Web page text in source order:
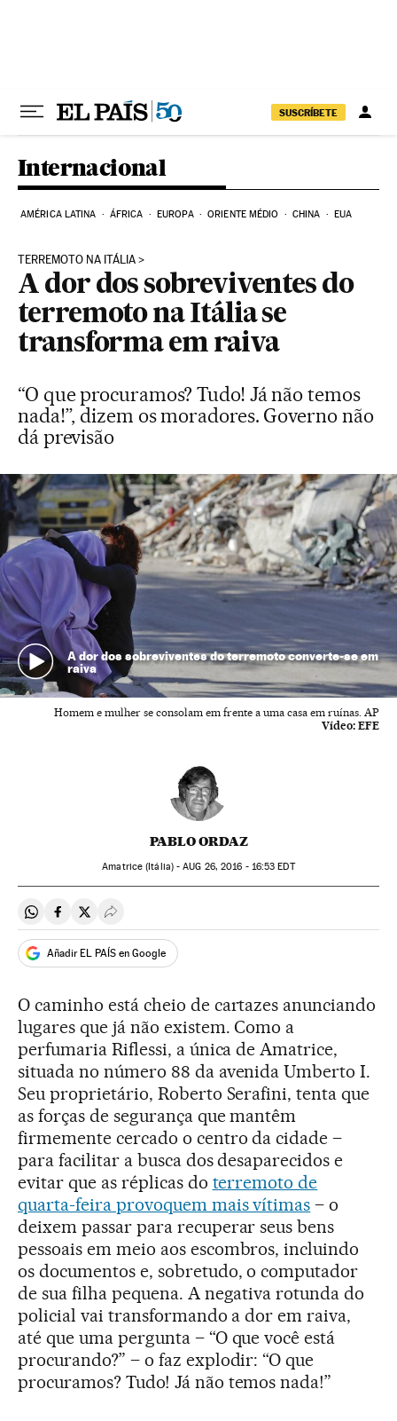
SUSCRÍBETE
Internacional
AMÉRICA LATINA ÁFRICA EUROPA ORIENTE MÉDIO CHINA EUA
TERREMOTO NA ITÁLIA
A dor dos sobreviventes do
terremoto na Itália se
transforma em raiva
“O que procuramos? Tudo! Já não temos
nada!”, dizem os moradores. Governo não
dá previsão
A dor dos sobreviventes do terremoto converte-se em
raiva
Homem e mulher se consolam em frente a uma casa em ruínas. AP
Vídeo: EFE
PABLO ORDAZ
Amatrice (Itália) -AUG 26, 2016 - 16:53 EDT
Compartir en Whatsapp
Compartir en Facebook
Compartir en Twitter
Desplegar Redes Sociales
Añadir EL PAÍS en Google
O caminho está cheio de cartazes anunciando
lugares que já não existem. Como a
perfumaria Riflessi, a única de Amatrice,
situada no número 88 da avenida Umberto I.
Seu proprietário, Roberto Serafini, tenta que
as forças de segurança que mantêm
firmemente cercado o centro da cidade –
para facilitar a busca dos desaparecidos e
evitar que as réplicas do terremoto de
quarta-feira provoquem mais vítimas – o
deixem passar para recuperar seus bens
pessoais em meio aos escombros, incluindo
os documentos e, sobretudo, o computador
de sua filha pequena. A negativa rotunda do
policial vai transformando a dor em raiva,
até que uma pergunta – “O que você está
procurando?” – o faz explodir: “O que
procuramos? Tudo! Já não temos nada!”